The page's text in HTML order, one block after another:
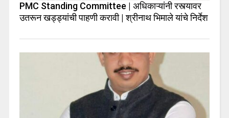
PMC Standing Committee | अधिकाऱ्यांनी रस्त्यावर
उतरून खड्ड्यांची पाहणी करावी | श्रीनाथ भिमाले यांचे निर्देश